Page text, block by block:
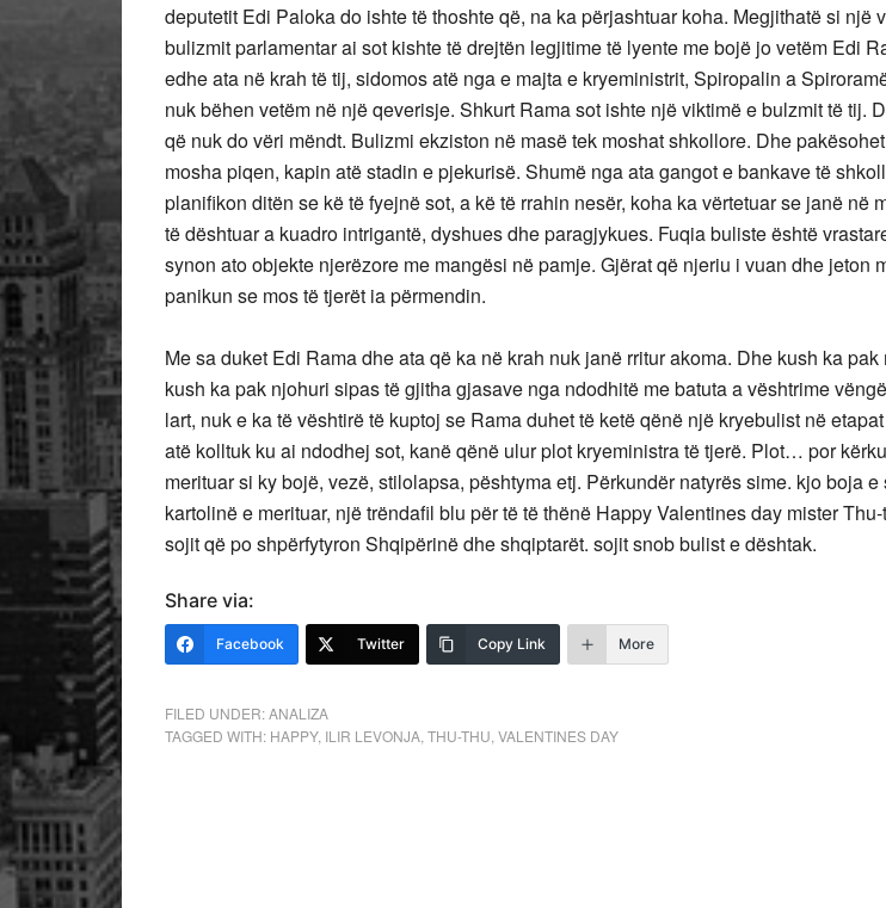
deputetit Edi Paloka do ishte të thoshte që, na ka përjashtuar koha. Megjithatë si një
bulizmit parlamentar ai sot kishte të drejtën legjitime të lyente me bojë jo vetëm Edi
edhe ata në krah të tij, sidomos atë nga e majta e kryeministrit, Spiropalin a
nuk bëhen vetëm në një qeverisje. Shkurt Rama sot ishte një viktimë e bulzmit të tij.
që nuk do vëri mëndt. Bulizmi ekziston në masë tek moshat shkollore. Dhe
mosha piqen, kapin atë stadin e pjekurisë. Shumë nga ata gangot e bankave të
planifikon ditën se kë të fyejnë sot, a kë të rrahin nesër, koha ka vërtetuar se janë në
të dështuar a kuadro intrigantë, dyshues dhe paragjykues. Fuqia buliste është
synon ato objekte njerëzore me mangësi në pamje. Gjërat që njeriu i vuan dhe jeton
panikun se mos të tjerët ia përmendin.
Me sa duket Edi Rama dhe ata që ka në krah nuk janë rritur akoma. Dhe kush ka pak
kush ka pak njohuri sipas të gjitha gjasave nga ndodhitë me batuta a vështrime
lart, nuk e ka të vështirë të kuptoj se Rama duhet të ketë qënë një kryebulist në
atë kolltuk ku ai ndodhej sot, kanë qënë ulur plot kryeministra të tjerë. Plot… por
merituar si ky bojë, vezë, stilolapsa, pështyma etj. Përkundër natyrës sime. kjo boja e
kartolinë e merituar, një trëndafil blu për të të thënë Happy Valentines day mister
sojit që po shpërfytyron Shqipërinë dhe shqiptarët. sojit snob bulist e dështak.
Share via:
Facebook Twitter Copy Link More
FILED UNDER:ANALIZA
TAGGED WITH: HAPPY, ILIR LEVONJA THU-THU VALENTINES DAY